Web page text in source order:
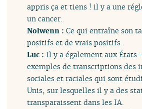
appris ça et tiens ! il y a une
un cancer.
Nolwenn :Ce qui entraîne son
positifs et de vrais positifs.
Luc :Il y a également aux
exemples de transcriptions des
sociales et raciales qui sont
Unis, sur lesquelles il y a des
transparaissent dans les IA.